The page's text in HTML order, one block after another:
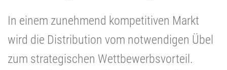
In einem zunehmend kompetitiven Markt
wird die Distribution vom notwendigen Übel
zum strategischen Wettbewerbsvorteil.